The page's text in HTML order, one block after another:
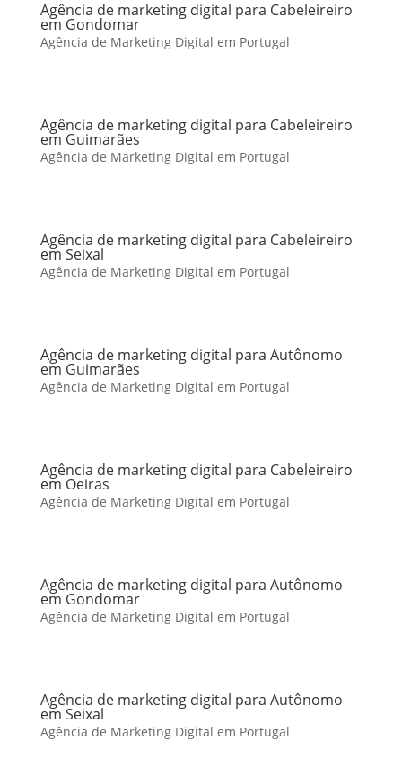
Agência de marketing digital para Cabeleireiro
em Gondomar
Agência de Marketing Digital em Portugal
Agência de marketing digital para Cabeleireiro
em Guimarães
Agência de Marketing Digital em Portugal
Agência de marketing digital para Cabeleireiro
em Seixal
Agência de Marketing Digital em Portugal
Agência de marketing digital para Autônomo
em Guimarães
Agência de Marketing Digital em Portugal
Agência de marketing digital para Cabeleireiro
em Oeiras
Agência de Marketing Digital em Portugal
Agência de marketing digital para Autônomo
em Gondomar
Agência de Marketing Digital em Portugal
Agência de marketing digital para Autônomo
em Seixal
Agência de Marketing Digital em Portugal